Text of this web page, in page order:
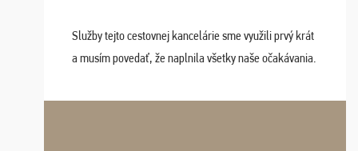
Služby tejto cestovnej kancelárie sme využili prvý krát
a musím povedať, že naplnila všetky naše očakávania.
dispozícii nonstop (milí, profesionálni ...